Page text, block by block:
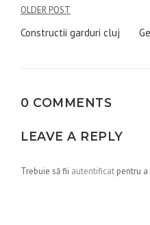
Navigare
în
OLDER POST
Constructii garduri cluj
0 COMMENTS
LEAVE A REPLY
Trebuie să fii autentificat pentru